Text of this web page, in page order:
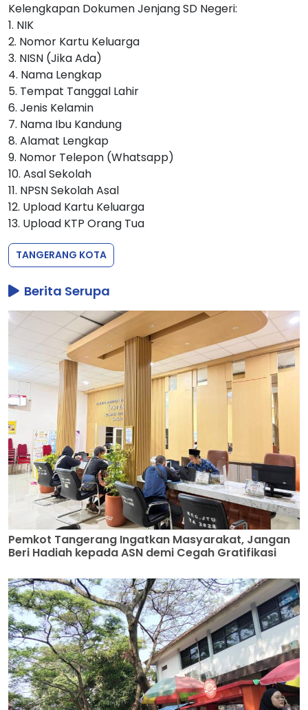
Kelengkapan Dokumen Jenjang SD Negeri:
1. NIK
2. Nomor Kartu Keluarga
3. NISN (Jika Ada)
4. Nama Lengkap
5. Tempat Tanggal Lahir
6. Jenis Kelamin
7. Nama Ibu Kandung
8. Alamat Lengkap
9. Nomor Telepon (Whatsapp)
10. Asal Sekolah
11. NPSN Sekolah Asal
12. Upload Kartu Keluarga
13. Upload KTP Orang Tua
TANGERANG KOTA
Berita Serupa
Pemkot Tangerang Ingatkan Masyarakat, Jangan
Beri Hadiah kepada ASN demi Cegah Gratifikasi